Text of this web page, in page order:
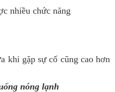
chức năng
khi gặp sự cố cũng cao hơn
nóng lạnh